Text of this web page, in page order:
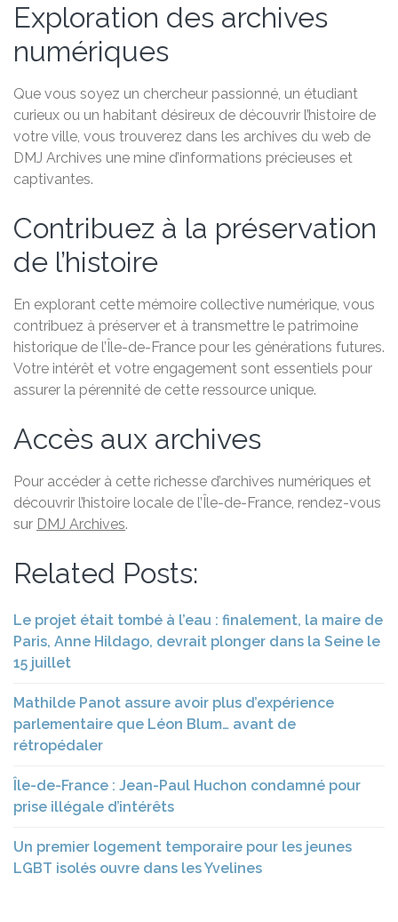
Exploration des archives
numériques
Que vous soyez un chercheur passionné, un étudiant
curieux ou un habitant désireux de découvrir l’histoire de
votre ville, vous trouverez dans les archives du web de
DMJ Archives une mine d’informations précieuses et
captivantes.
Contribuez à la préservation
de l’histoire
En explorant cette mémoire collective numérique, vous
contribuez à préserver et à transmettre le patrimoine
historique de l’Île-de-France pour les générations futures.
Votre intérêt et votre engagement sont essentiels pour
assurer la pérennité de cette ressource unique.
Accès aux archives
Pour accéder à cette richesse d’archives numériques et
découvrir l’histoire locale de l’Île-de-France, rendez-vous
sur DMJ Archives.
Related Posts:
Le projet était tombé à l’eau : finalement, la maire de
Paris, Anne Hildago, devrait plonger dans la Seine le
15 juillet
Mathilde Panot assure avoir plus d’expérience
parlementaire que Léon Blum… avant de
rétropédaler
Île-de-France : Jean-Paul Huchon condamné pour
prise illégale d’intérêts
Un premier logement temporaire pour les jeunes
LGBT isolés ouvre dans les Yvelines